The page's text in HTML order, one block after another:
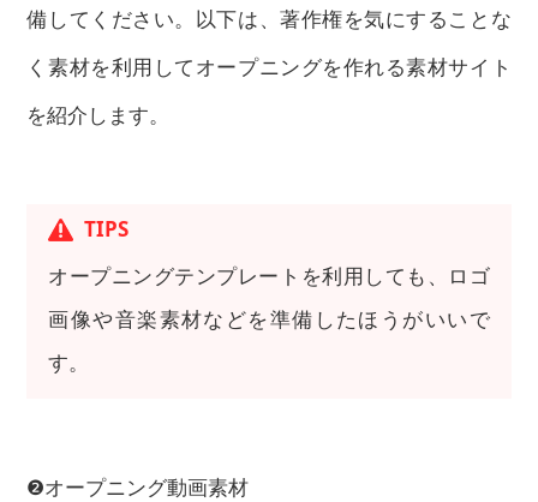
備してください。以下は、著作権を気にすることな
く素材を利用してオープニングを作れる素材サイト
を紹介します。
TIPS
オープニングテンプレートを利用しても、ロゴ
画像や音楽素材などを準備したほうがいいで
す。
❷オープニング動画素材